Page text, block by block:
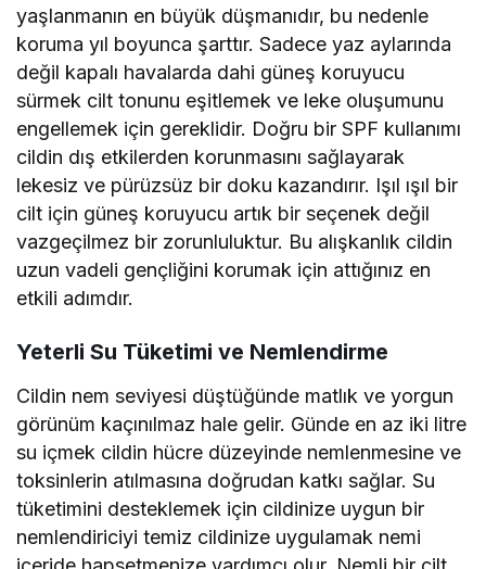
yaşlanmanın en büyük düşmanıdır, bu nedenle
koruma yıl boyunca şarttır. Sadece yaz aylarında
değil kapalı havalarda dahi güneş koruyucu
sürmek cilt tonunu eşitlemek ve leke oluşumunu
engellemek için gereklidir. Doğru bir SPF kullanımı
cildin dış etkilerden korunmasını sağlayarak
lekesiz ve pürüzsüz bir doku kazandırır. Işıl ışıl bir
cilt için güneş koruyucu artık bir seçenek değil
vazgeçilmez bir zorunluluktur. Bu alışkanlık cildin
uzun vadeli gençliğini korumak için attığınız en
etkili adımdır.
Yeterli Su Tüketimi ve Nemlendirme
Cildin nem seviyesi düştüğünde matlık ve yorgun
görünüm kaçınılmaz hale gelir. Günde en az iki litre
su içmek cildin hücre düzeyinde nemlenmesine ve
toksinlerin atılmasına doğrudan katkı sağlar. Su
tüketimini desteklemek için cildinize uygun bir
nemlendiriciyi temiz cildinize uygulamak nemi